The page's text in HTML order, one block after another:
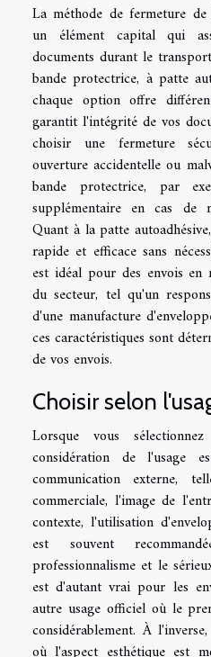
La méthode de fermeture
un élément capital qui
documents durant le
bande protectrice, à patte
chaque option offre
garantit l'intégrité de vos
choisir une fermeture
ouverture accidentelle ou
bande protectrice, par
supplémentaire en cas de
Quant à la patte
rapide et efficace sans
est idéal pour des envois en
du secteur, tel qu'un
d'une manufacture
ces caractéristiques sont
de vos envois.
Choisir selon
Lorsque vous
considération de l'usage
communication externe,
commerciale, l'image de
contexte, l'utilisation
est souvent
professionnalisme et le
est d'autant vrai pour les
autre usage officieloù le
considérablement. À